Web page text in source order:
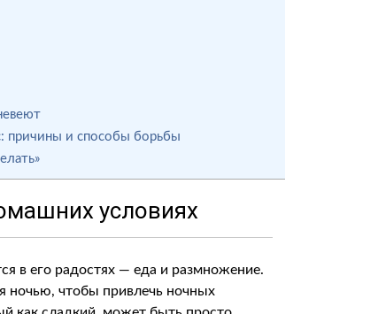
причины и способы борьбы
условиях
в его радостях — еда и размножение.
ночью, чтобы привлечь ночных